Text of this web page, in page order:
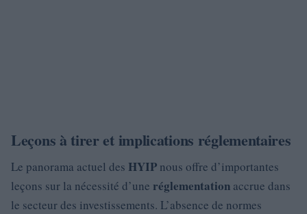
Leçons à tirer et implications réglementaires
Le panorama actuel des HYIP nous offre d’importantes
leçons sur la nécessité d’une réglementation accrue dans
le secteur des investissements. L’absence de normes